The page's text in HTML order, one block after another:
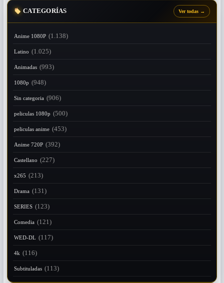
CATEGORÍAS Ver todas →
Anime 1080P (1.138)
Latino (1.025)
Animadas (993)
1080p (948)
Sin categoria (906)
peliculas 1080p (500)
peliculas anime (453)
Anime 720P (392)
Castellano (227)
x265 (213)
Drama (131)
SERIES (123)
Comedia (121)
WED-DL (117)
4k (116)
Subtituladas (113)